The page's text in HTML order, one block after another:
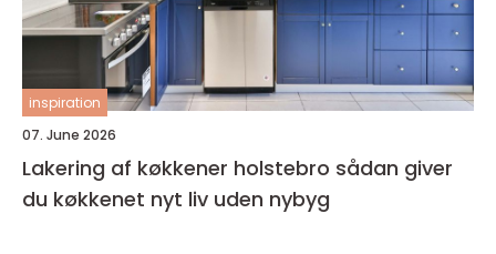
inspiration
07. June 2026
Lakering af køkkener holstebro sådan giver
du køkkenet nyt liv uden nybyg